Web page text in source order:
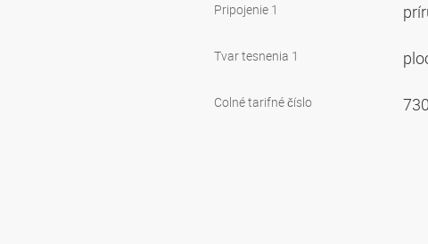
Pripojenie 1
Tvar tesnenia 1
Colné tarifné číslo